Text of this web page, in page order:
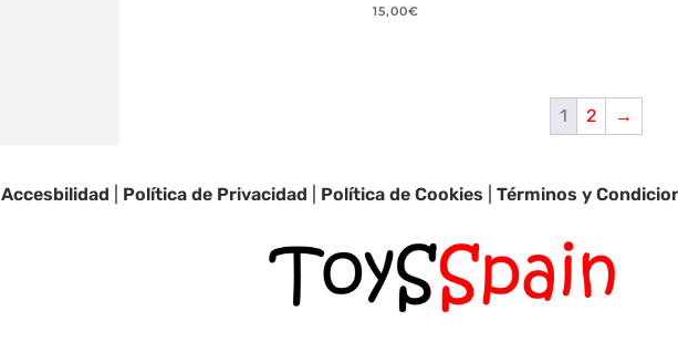
15,00€
1 2 →
Accesbilidad Política de Privacidad Política de Cookies Términos y